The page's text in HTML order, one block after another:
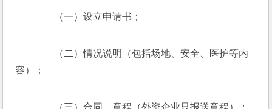
（一）设立申请书；
（二）情况说明（包括场地、安全、医护等内
容）；
（三）合同、章程（外资企业只报送章程）；